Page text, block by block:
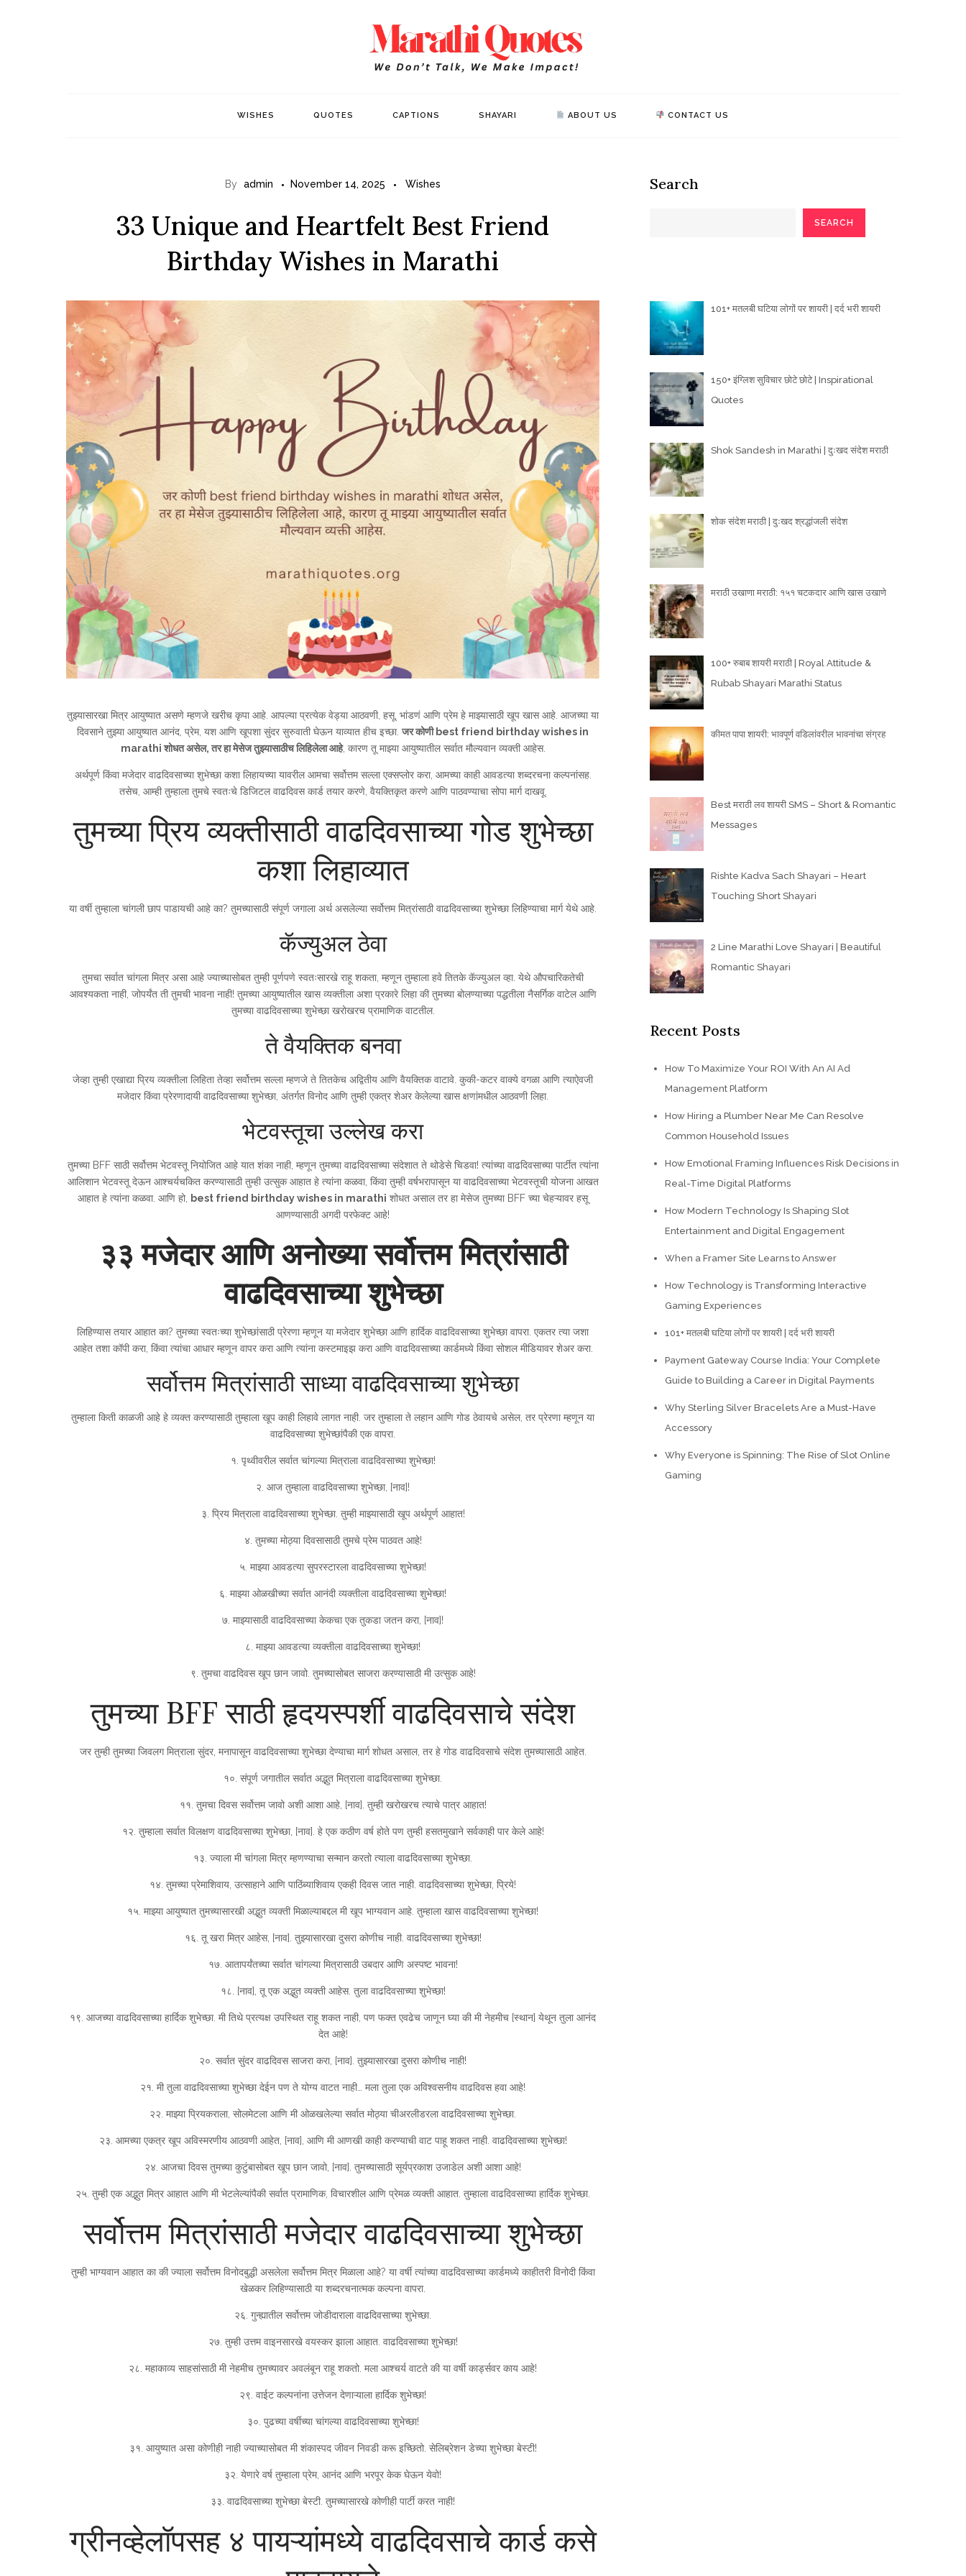
WISHES QUOTES CAPTIONS SHAYARI ABOUT US CONTACT US
By admin November 14, 2025 Wishes
33 Unique and Heartfelt Best Friend
Birthday Wishes in Marathi
तुझ्यासारखा मित्र आयुष्यात असणे म्हणजे खरीच कृपा आहे. आपल्या प्रत्येक वेड्या आठवणी, हसू, भांडणं आणि प्रेम हे माझ्यासाठी खूप खास आहे. आजच्या या
दिवसाने तुझ्या आयुष्यात आनंद, प्रेम, यश आणि खूपशा सुंदर सुरुवाती घेऊन याव्यात हीच इच्छा. जर कोणी best friend birthday wishes in
marathi शोधत असेल, तर हा मेसेज तुझ्यासाठीच लिहिलेला आहे, कारण तू माझ्या आयुष्यातील सर्वात मौल्यवान व्यक्ती आहेस.
अर्थपूर्ण किंवा मजेदार वाढदिवसाच्या शुभेच्छा कशा लिहायच्या यावरील आमचा सर्वोत्तम सल्ला एक्सप्लोर करा, आमच्या काही आवडत्या शब्दरचना कल्पनांसह.
तसेच, आम्ही तुम्हाला तुमचे स्वतःचे डिजिटल वाढदिवस कार्ड तयार करणे, वैयक्तिकृत करणे आणि पाठवण्याचा सोपा मार्ग दाखवू.
तुमच्या प्रिय व्यक्तीसाठी वाढदिवसाच्या गोड शुभेच्छा
कशा लिहाव्यात
या वर्षी तुम्हाला चांगली छाप पाडायची आहे का? तुमच्यासाठी संपूर्ण जगाला अर्थ असलेल्या सर्वोत्तम मित्रांसाठी वाढदिवसाच्या शुभेच्छा लिहिण्याचा मार्ग येथे आहे.
कॅज्युअल ठेवा
तुमचा सर्वात चांगला मित्र असा आहे ज्याच्यासोबत तुम्ही पूर्णपणे स्वतःसारखे राहू शकता, म्हणून तुम्हाला हवे तितके कॅज्युअल व्हा. येथे औपचारिकतेची
आवश्यकता नाही, जोपर्यंत ती तुमची भावना नाही! तुमच्या आयुष्यातील खास व्यक्तीला अशा प्रकारे लिहा की तुमच्या बोलण्याच्या पद्धतीला नैसर्गिक वाटेल आणि
तुमच्या वाढदिवसाच्या शुभेच्छा खरोखरच प्रामाणिक वाटतील.
ते वैयक्तिक बनवा
जेव्हा तुम्ही एखाद्या प्रिय व्यक्तीला लिहिता तेव्हा सर्वोत्तम सल्ला म्हणजे ते तितकेच अद्वितीय आणि वैयक्तिक वाटावे. कुकी-कटर वाक्ये वगळा आणि त्याऐवजी
मजेदार किंवा प्रेरणादायी वाढदिवसाच्या शुभेच्छा, अंतर्गत विनोद आणि तुम्ही एकत्र शेअर केलेल्या खास क्षणांमधील आठवणी लिहा.
भेटवस्तूचा उल्लेख करा
तुमच्या BFF साठी सर्वोत्तम भेटवस्तू नियोजित आहे यात शंका नाही, म्हणून तुमच्या वाढदिवसाच्या संदेशात ते थोडेसे चिडवा! त्यांच्या वाढदिवसाच्या पार्टीत त्यांना
आलिशान भेटवस्तू देऊन आश्चर्यचकित करण्यासाठी तुम्ही उत्सुक आहात हे त्यांना कळवा, किंवा तुम्ही वर्षभरापासून या वाढदिवसाच्या भेटवस्तूची योजना आखत
आहात हे त्यांना कळवा. आणि हो, best friend birthday wishes in marathi शोधत असाल तर हा मेसेज तुमच्या BFF च्या चेहऱ्यावर हसू
आणण्यासाठी अगदी परफेक्ट आहे!
३३ मजेदार आणि अनोख्या सर्वोत्तम मित्रांसाठी
वाढदिवसाच्या शुभेच्छा
लिहिण्यास तयार आहात का? तुमच्या स्वतःच्या शुभेच्छांसाठी प्रेरणा म्हणून या मजेदार शुभेच्छा आणि हार्दिक वाढदिवसाच्या शुभेच्छा वापरा. एकतर त्या जशा
आहेत तशा कॉपी करा, किंवा त्यांचा आधार म्हणून वापर करा आणि त्यांना कस्टमाइझ करा आणि वाढदिवसाच्या कार्डमध्ये किंवा सोशल मीडियावर शेअर करा.
सर्वोत्तम मित्रांसाठी साध्या वाढदिवसाच्या शुभेच्छा
तुम्हाला किती काळजी आहे हे व्यक्त करण्यासाठी तुम्हाला खूप काही लिहावे लागत नाही. जर तुम्हाला ते लहान आणि गोड ठेवायचे असेल, तर प्रेरणा म्हणून या
वाढदिवसाच्या शुभेच्छांपैकी एक वापरा.
१. पृथ्वीवरील सर्वात चांगल्या मित्राला वाढदिवसाच्या शुभेच्छा!
२. आज तुम्हाला वाढदिवसाच्या शुभेच्छा, [नाव]!
३. प्रिय मित्राला वाढदिवसाच्या शुभेच्छा. तुम्ही माझ्यासाठी खूप अर्थपूर्ण आहात!
४. तुमच्या मोठ्या दिवसासाठी तुमचे प्रेम पाठवत आहे!
५. माझ्या आवडत्या सुपरस्टारला वाढदिवसाच्या शुभेच्छा!
६. माझ्या ओळखीच्या सर्वात आनंदी व्यक्तीला वाढदिवसाच्या शुभेच्छा!
७. माझ्यासाठी वाढदिवसाच्या केकचा एक तुकडा जतन करा, [नाव]!
८. माझ्या आवडत्या व्यक्तीला वाढदिवसाच्या शुभेच्छा!
९. तुमचा वाढदिवस खूप छान जावो. तुमच्यासोबत साजरा करण्यासाठी मी उत्सुक आहे!
तुमच्या BFF साठी हृदयस्पर्शी वाढदिवसाचे संदेश
जर तुम्ही तुमच्या जिवलग मित्राला सुंदर, मनापासून वाढदिवसाच्या शुभेच्छा देण्याचा मार्ग शोधत असाल, तर हे गोड वाढदिवसाचे संदेश तुमच्यासाठी आहेत.
१०. संपूर्ण जगातील सर्वात अद्भुत मित्राला वाढदिवसाच्या शुभेच्छा.
११. तुमचा दिवस सर्वोत्तम जावो अशी आशा आहे, [नाव]. तुम्ही खरोखरच त्याचे पात्र आहात!
१२. तुम्हाला सर्वात विलक्षण वाढदिवसाच्या शुभेच्छा, [नाव]. हे एक कठीण वर्ष होते पण तुम्ही हसतमुखाने सर्वकाही पार केले आहे!
१३. ज्याला मी चांगला मित्र म्हणण्याचा सन्मान करतो त्याला वाढदिवसाच्या शुभेच्छा.
१४. तुमच्या प्रेमाशिवाय, उत्साहाने आणि पाठिंब्याशिवाय एकही दिवस जात नाही. वाढदिवसाच्या शुभेच्छा, प्रिये!
१५. माझ्या आयुष्यात तुमच्यासारखी अद्भुत व्यक्ती मिळाल्याबद्दल मी खूप भाग्यवान आहे. तुम्हाला खास वाढदिवसाच्या शुभेच्छा!
१६. तू खरा मित्र आहेस, [नाव]. तुझ्यासारखा दुसरा कोणीच नाही. वाढदिवसाच्या शुभेच्छा!
१७. आतापर्यंतच्या सर्वात चांगल्या मित्रासाठी उबदार आणि अस्पष्ट भावना!
१८. [नाव], तू एक अद्भुत व्यक्ती आहेस. तुला वाढदिवसाच्या शुभेच्छा!
१९. आजच्या वाढदिवसाच्या हार्दिक शुभेच्छा. मी तिथे प्रत्यक्ष उपस्थित राहू शकत नाही, पण फक्त एवढेच जाणून घ्या की मी नेहमीच [स्थान] येथून तुला आनंद
देत आहे!
२०. सर्वात सुंदर वाढदिवस साजरा करा, [नाव]. तुझ्यासारखा दुसरा कोणीच नाही!
२१. मी तुला वाढदिवसाच्या शुभेच्छा देईन पण ते योग्य वाटत नाही… मला तुला एक अविश्वसनीय वाढदिवस हवा आहे!
२२. माझ्या प्रियकराला, सोलमेटला आणि मी ओळखलेल्या सर्वात मोठ्या चीअरलीडरला वाढदिवसाच्या शुभेच्छा.
२३. आमच्या एकत्र खूप अविस्मरणीय आठवणी आहेत, [नाव], आणि मी आणखी काही करण्याची वाट पाहू शकत नाही. वाढदिवसाच्या शुभेच्छा!
२४. आजचा दिवस तुमच्या कुटुंबासोबत खूप छान जावो, [नाव]. तुमच्यासाठी सूर्यप्रकाश उजाडेल अशी आशा आहे!
२५. तुम्ही एक अद्भुत मित्र आहात आणि मी भेटलेल्यांपैकी सर्वात प्रामाणिक, विचारशील आणि प्रेमळ व्यक्ती आहात. तुम्हाला वाढदिवसाच्या हार्दिक शुभेच्छा.
सर्वोत्तम मित्रांसाठी मजेदार वाढदिवसाच्या शुभेच्छा
तुम्ही भाग्यवान आहात का की ज्याला सर्वोत्तम विनोदबुद्धी असलेला सर्वोत्तम मित्र मिळाला आहे? या वर्षी त्यांच्या वाढदिवसाच्या कार्डमध्ये काहीतरी विनोदी किंवा
खेळकर लिहिण्यासाठी या शब्दरचनात्मक कल्पना वापरा.
२६. गुन्ह्यातील सर्वोत्तम जोडीदाराला वाढदिवसाच्या शुभेच्छा.
२७. तुम्ही उत्तम वाइनसारखे वयस्कर झाला आहात. वाढदिवसाच्या शुभेच्छा!
२८. महाकाव्य साहसांसाठी मी नेहमीच तुमच्यावर अवलंबून राहू शकतो. मला आश्चर्य वाटते की या वर्षी कार्ड्सवर काय आहे!
२९. वाईट कल्पनांना उत्तेजन देणाऱ्याला हार्दिक शुभेच्छा!
३०. पुढच्या वर्षीच्या चांगल्या वाढदिवसाच्या शुभेच्छा!
३१. आयुष्यात असा कोणीही नाही ज्याच्यासोबत मी शंकास्पद जीवन निवडी करू इच्छितो. सेलिब्रेशन डेच्या शुभेच्छा बेस्टी!
३२. येणारे वर्ष तुम्हाला प्रेम, आनंद आणि भरपूर केक घेऊन येवो!
३३. वाढदिवसाच्या शुभेच्छा बेस्टी. तुमच्यासारखे कोणीही पार्टी करत नाही!
ग्रीनव्हेलॉपसह ४ पायऱ्यांमध्ये वाढदिवसाचे कार्ड कसे
Search
SEARCH
101+ मतलबी घटिया लोगों पर शायरी | दर्द भरी शायरी
150+ इंग्लिश सुविचार छोटे छोटे | Inspirational
Quotes
Shok Sandesh in Marathi | दुःखद संदेश मराठी
शोक संदेश मराठी | दुःखद श्रद्धांजली संदेश
मराठी उखाणा मराठी: १५१ चटकदार आणि खास उखाणे
100+ रुबाब शायरी मराठी | Royal Attitude &
Rubab Shayari Marathi Status
कीमत पापा शायरी: भावपूर्ण वडिलांवरील भावनांचा संग्रह
Best मराठी लव शायरी SMS – Short & Romantic
Messages
Rishte Kadva Sach Shayari – Heart
Touching Short Shayari
2 Line Marathi Love Shayari | Beautiful
Romantic Shayari
Recent Posts
How To Maximize Your ROI With An AI Ad
Management Platform
How Hiring a Plumber Near Me Can Resolve
Common Household Issues
How Emotional Framing Influences Risk Decisions in
Real-Time Digital Platforms
How Modern Technology Is Shaping Slot
Entertainment and Digital Engagement
When a Framer Site Learns to Answer
How Technology is Transforming Interactive
Gaming Experiences
101+ मतलबी घटिया लोगों पर शायरी | दर्द भरी शायरी
Payment Gateway Course India: Your Complete
Guide to Building a Career in Digital Payments
Why Sterling Silver Bracelets Are a Must-Have
Accessory
Why Everyone is Spinning: The Rise of Slot Online
Gaming